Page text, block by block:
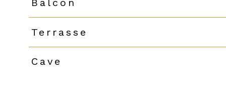
Balcon
Terrasse
Cave